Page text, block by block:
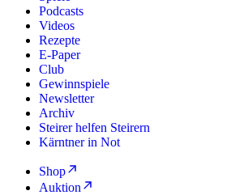
Podcasts
Videos
Rezepte
E-Paper
Club
Gewinnspiele
Newsletter
Archiv
Steirer helfen Steirern
Kärntner in Not
Shop
Auktion